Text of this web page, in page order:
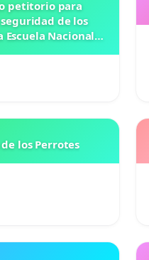
petitorio para
de los
Escuela Nacional
los Perrotes